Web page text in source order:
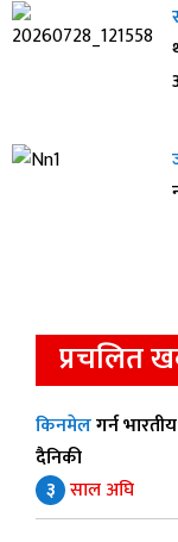
प्रचलित
किनमेलगर्न
दैनिकी
३ साल अघि